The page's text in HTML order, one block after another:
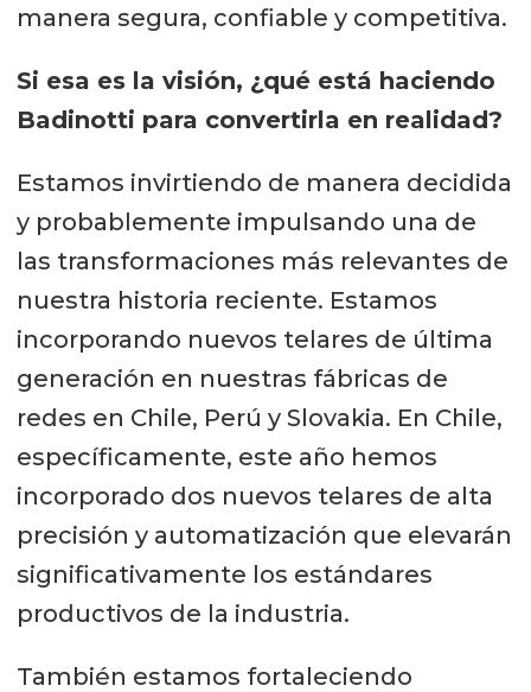
manera segura, confiable y competitiva.
Si esa es la visión, ¿qué está haciendo
Badinotti para convertirla en realidad?
Estamos invirtiendo de manera decidida
y probablemente impulsando una de
las transformaciones más relevantes de
nuestra historia reciente. Estamos
incorporando nuevos telares de última
generación en nuestras fábricas de
redes en Chile, Perú y Slovakia. En Chile,
específicamente, este año hemos
incorporado dos nuevos telares de alta
precisión y automatización que elevarán
significativamente los estándares
productivos de la industria.
También estamos fortaleciendo